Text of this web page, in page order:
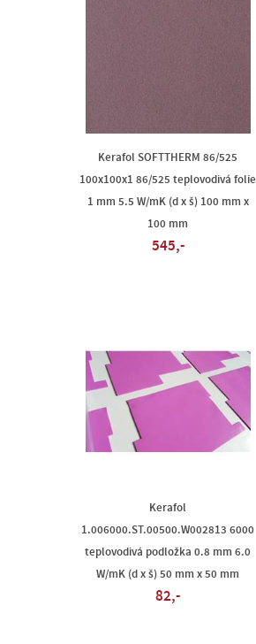
Kerafol SOFTTHERM 86/525
100x100x1 86/525 teplovodivá folie
1 mm 5.5 W/mK (d x š) 100 mm x
100 mm
545,-
Kerafol
1.006000.ST.00500.W002813 6000
teplovodivá podložka 0.8 mm 6.0
W/mK (d x š) 50 mm x 50 mm
82,-